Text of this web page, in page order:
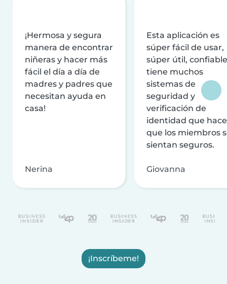
¡Hermosa y segura
manera de encontrar
niñeras y hacer más
fácil el día a día de
madres y padres que
necesitan ayuda en
casa!
Nerina
Esta aplicación es
súper fácil de usar,
súper útil,
tiene muchos
sistemas de
seguridad y
verificación de
identidad que
que los miembros
sientan seguros.
Giovanna
¡Inscríbeme!